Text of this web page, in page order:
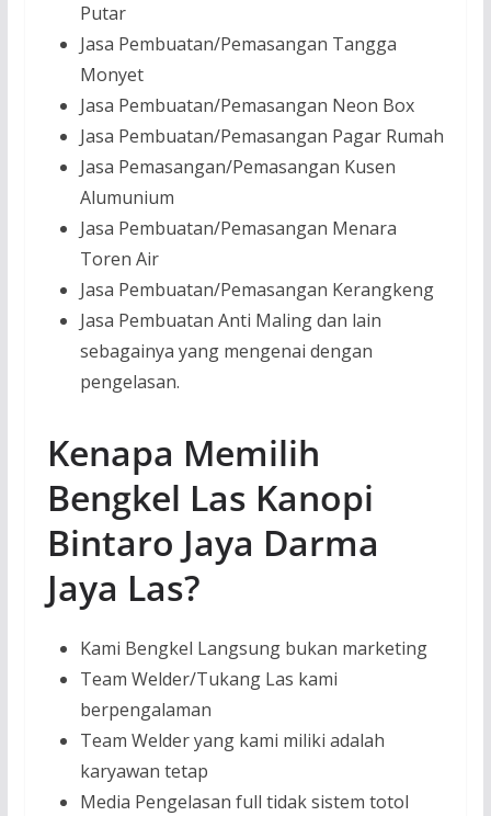
Putar
Jasa Pembuatan/Pemasangan Tangga
Monyet
Jasa Pembuatan/Pemasangan Neon Box
Jasa Pembuatan/Pemasangan Pagar Rumah
Jasa Pemasangan/Pemasangan Kusen
Alumunium
Jasa Pembuatan/Pemasangan Menara
Toren Air
Jasa Pembuatan/Pemasangan Kerangkeng
Jasa Pembuatan Anti Maling dan lain
sebagainya yang mengenai dengan
pengelasan.
Kenapa Memilih
Bengkel Las Kanopi
Bintaro Jaya Darma
Jaya Las?
Kami Bengkel Langsung bukan marketing
Team Welder/Tukang Las kami
berpengalaman
Team Welder yang kami miliki adalah
karyawan tetap
Media Pengelasan full tidak sistem totol